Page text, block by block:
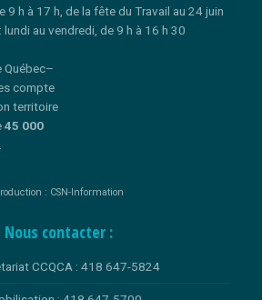
9 h à 17 h, de la fête du Travail au 24 juin
lundi au vendredi, de 9 h à 16 h 30
Québec–
compte
territoire
45 000
: CSN-Information
Nous contacter :
CCQCA : 418 647-5824